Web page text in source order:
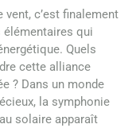
c’est finalement
élémentaires qui
Quels
cette alliance
? Dans un monde
la symphonie
solaire apparaît